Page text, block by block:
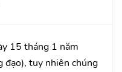
15 tháng 1 năm
đạo), tuy nhiên chúng